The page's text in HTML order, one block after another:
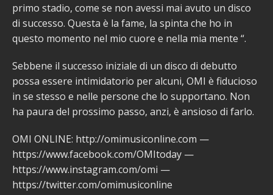
primo stadio, come se non avessi mai avuto un disco
di successo. Questa è la fame, la spinta che ho in
questo momento nel mio cuore e nella mia mente “.
Sebbene il successo iniziale di un disco di debutto
possa essere intimidatorio per alcuni, OMI è fiducioso
in se stesso e nelle persone che lo supportano. Non
ha paura del prossimo passo, anzi, è ansioso di farlo.
OMI ONLINE: http://omimusiconline.com —
https://www.facebook.com/OMItoday —
https://www.instagram.com/omi —
https://twitter.com/omimusiconline